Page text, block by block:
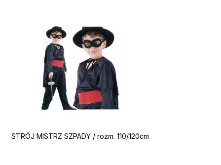
STRÓJ MISTRZ SZPADY / rozm. 110/120cm